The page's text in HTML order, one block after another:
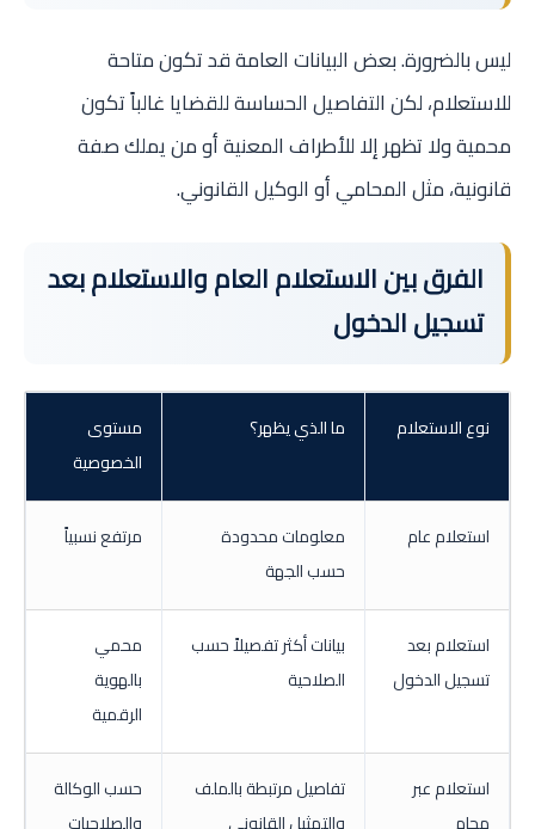
ليس بالضرورة. بعض البيانات العامة قد تكون متاحة
للاستعلام، لكن التفاصيل الحساسة للقضايا غالباً تكون
محمية ولا تظهر إلا للأطراف المعنية أو من يملك صفة
قانونية، مثل المحامي أو الوكيل القانوني.
الفرق بين الاستعلام العام والاستعلام بعد
تسجيل الدخول
نوع الاستعلام ما الذي يظهر؟
مستوى
الخصوصية
استعلام عام
معلومات محدودة
حسب الجهة
مرتفع نسبياً
استعلام بعد
تسجيل الدخول
بيانات أكثر تفصيلاً حسب
الصلاحية
محمي
بالهوية
الرقمية
استعلام عبر
محامٍ
تفاصيل مرتبطة بالملف
والتمثيل القانوني
حسب الوكالة
والصلاحيات